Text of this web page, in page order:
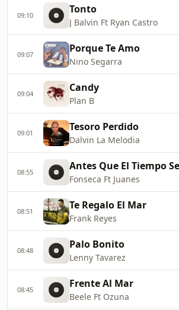
09:10 Tonto
J Balvin Ft Ryan Castro
09:07 Porque Te Amo
Nino Segarra
09:04 Candy
Plan B
09:01 Tesoro Perdido
Dalvin La Melodia
08:55 Antes Que El Tiempo
Fonseca Ft Juanes
08:51 Te Regalo El Mar
Frank Reyes
08:48 Palo Bonito
Lenny Tavarez
08:45 Frente Al Mar
Beele Ft Ozuna